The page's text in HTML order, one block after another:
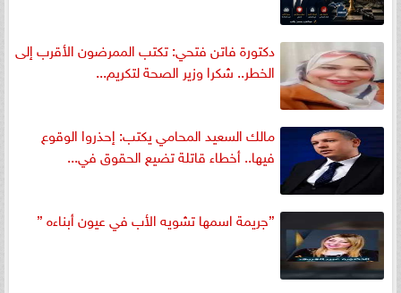
دكتورة فاتن فتحي: تكتب الممرضون الأقرب إلى
الخطر.. شكرا وزير الصحة لتكريم...
مالك السعيد المحامي يكتب: إحذروا الوقوع
فيها.. أخطاء قاتلة تضيع الحقوق في...
”جريمة اسمها تشويه الأب في عيون أبناءه ”